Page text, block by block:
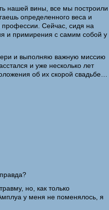
нашей вины, все мы построили
определенного веса и
профессии. Сейчас, сидя на
и примирения с самим собой у
и выполняю важную миссию
и уже несколько лет
об их скорой свадьбе…
но, как только
у меня не поменялось, я